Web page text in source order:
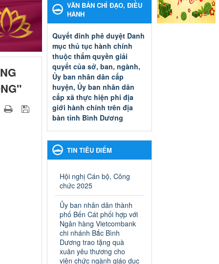
VĂN BẢN CHỈ ĐẠO, ĐIỀU
HÀNH
Quyết đinh phê duyệt Danh
mục thủ tục hành chính
thuộc thẩm quyền giải
quyết của sở, ban, ngành,
Ủy ban nhân dân cấp
huyện, Ủy ban nhân dân
cấp xã thực hiện phi địa
giới hành chính trên địa
bàn tỉnh Bình Dương
thẩm quyền giải quyết của sở,
ban, ngành, Ủy ban nhân dân
cấp xã thực hiện phi địa giới
hành chính trên địa bàn tỉnh
Ngày ban hành: 13/03/2025
Kế hoạch Phổ biến, giáo
dục pháp luật năm 2025 của
ngành Giáo dục và Đào tạo
thành phố Bến Cát
TIN TIÊU ĐIỂM
Hội nghị Cán bộ, Công
chức 2025
Ủy ban nhân dân thành
phố Bến Cát phối hợp với
Ngân hàng Vietcombank
chi nhánh Bắc Bình
Dương trao tặng quà
xuân yêu thương cho
viên chức ngành giáo dục